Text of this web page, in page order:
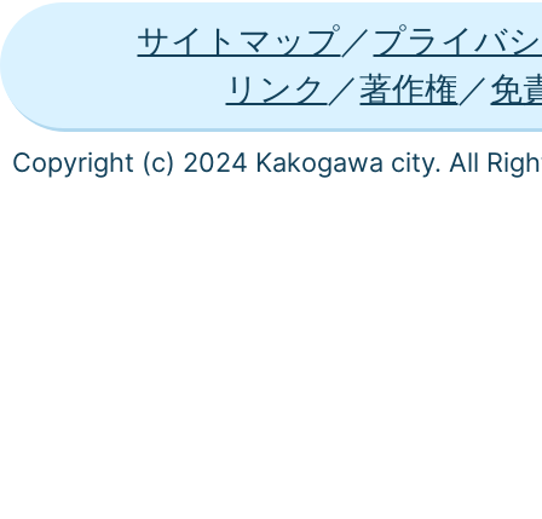
サイトマップ
プライバ
リンク
著作権 免
Copyright (c) 2024 Kakogawa city. All